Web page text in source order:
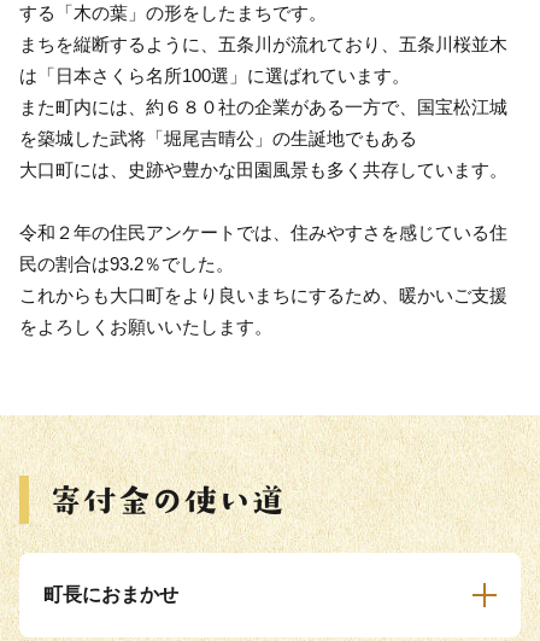
する「木の葉」の形をしたまちです。
まちを縦断するように、五条川が流れており、五条川桜並木
は「日本さくら名所100選」に選ばれています。
また町内には、約６８０社の企業がある一方で、国宝松江城
を築城した武将「堀尾吉晴公」の生誕地でもある
大口町には、史跡や豊かな田園風景も多く共存しています。
令和２年の住民アンケートでは、住みやすさを感じている住
民の割合は93.2％でした。
これからも大口町をより良いまちにするため、暖かいご支援
をよろしくお願いいたします。
町長におまかせ